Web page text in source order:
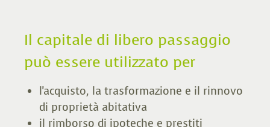
Il capitale di libero passaggio
può essere utilizzato per
l'acquisto, la trasformazione e il rinnovo
di proprietà abitativa
il rimborso di ipoteche e prestiti